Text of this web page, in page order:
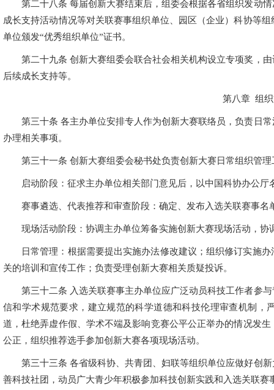
第二十八条 每届创新大赛结束后，组委会根据各省组织发动
成长支持活动情况等对关联赛事组织单位、园区（企业）科协等
单位颁发“优秀组织单位”证书。
第二十九条 创新大赛组委会联合社会相关机构设立专项奖，
后续成长支持等。
第八章 组
第三十条 各主办单位安排专人作为创新大赛联络员，负责日
办理相关事项。
第三十一条 创新大赛组委会秘书处负责创新大赛日常组织管
启动阶段：征求主办单位相关部门意见后，以中国科协办公
赛事遴选、代表推荐和审查阶段：确定、发布入选关联赛事
现场活动阶段：协调主办单位筹备实施创新大赛现场活动，
日常管理：根据需要提出实施办法修改建议；组织修订实施
关的培训和宣传工作；负责受理创新大赛相关质疑投诉。
第三十二条 入选关联赛事主办单位应广泛动员科技工作者参
信和学术规范要求，建立规范的科学道德和科技伦理审查机制，
道，杜绝弄虚作假、学术不端及影响竞赛公平公正举办的情况发
公正，组织推荐选手参加创新大赛各项现场活动。
第三十三条 各省级科协、共青团、妇联等组织单位应做好创
善科技社团，动员广大青少年积极参加科技创新实践和入选关联赛